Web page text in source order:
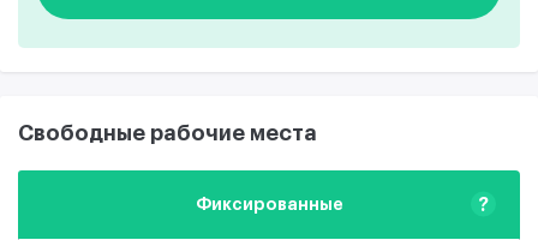
Свободные рабочие места
Фиксированные ?